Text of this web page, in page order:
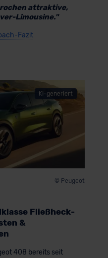
attraktive,
Limousine."
Fazit
KI-generiert
© Peugeot
Fließheck-
&
408 bereits seit